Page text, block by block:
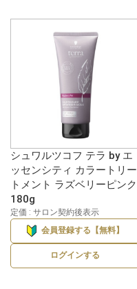
シュワルツコフ テラ by エ
ッセンシティ カラートリー
トメント ラズベリーピンク
180g
定価 : サロン契約後表示
会員登録する【無料】
ログインする